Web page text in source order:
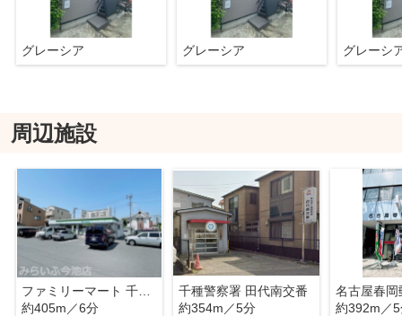
グレーシア グレーシア グレーシ
周辺施設
ファミリーマート 千種春岡二丁目店
約405m／6分
千種警察署 田代南交番
約354m／5分
名古屋春岡
約392m／